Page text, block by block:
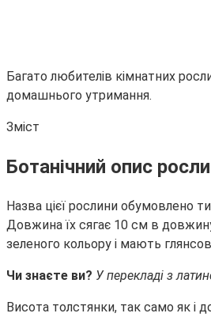
Багато любителів кімнатних
домашнього утримання.
Зміст
Ботанічний опис
Назва цієї рослини обумовлено
Довжина їх сягає 10 см в
зеленого кольору і мають
Чи знаєте ви? У перекладі з
Висота толстянки, так само як і